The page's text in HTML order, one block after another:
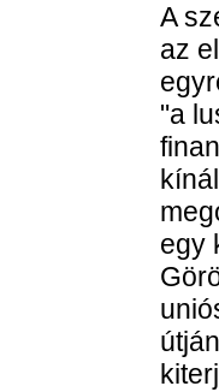
A
az
"a
egy